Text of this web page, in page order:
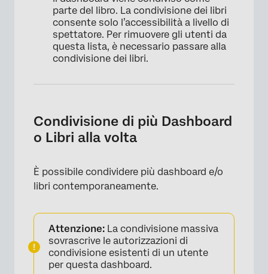
parte del libro. La condivisione dei libri
consente solo l’accessibilità a livello di
spettatore. Per rimuovere gli utenti da
questa lista, è necessario passare alla
condivisione dei libri.
Condivisione di più Dashboard
o Libri alla volta
È possibile condividere più dashboard e/o
libri contemporaneamente.
Attenzione: La condivisione massiva
sovrascrive le autorizzazioni di
condivisione esistenti di un utente
per questa dashboard.